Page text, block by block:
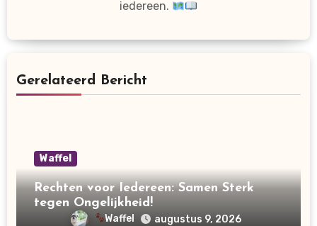
iedereen.
Gerelateerd Bericht
Waffel
Rechten voor Iedereen: Samen Sterk
tegen Ongelijkheid!
Waffel augustus 9, 2026